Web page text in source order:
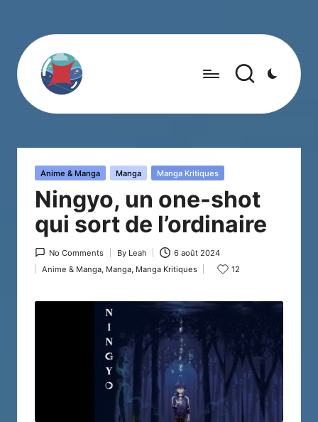
Posted
Anime & Manga Manga Manga Kritiques
Ningyo, un one-shot
qui sort de l’ordinaire
No Comments
Posted
by
By Leah 6 août 2024
Posted
Anime & Manga, Manga, Manga Kritiques 12